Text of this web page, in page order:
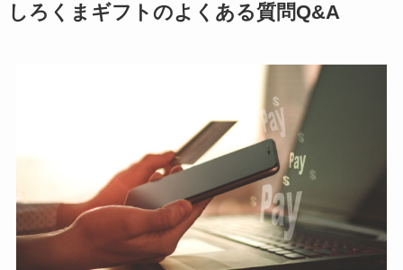
しろくまギフトのよくある質問Q&A